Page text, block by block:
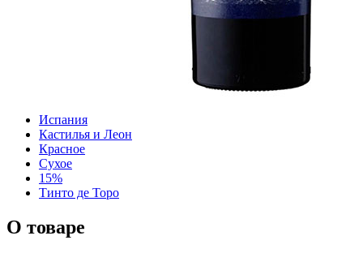
Испания
Кастилья и Леон
Красное
Сухое
15%
Тинто де Торо
О товаре